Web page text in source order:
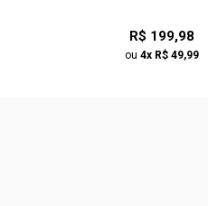
R$ 199,98
ou 4x R$ 49,99